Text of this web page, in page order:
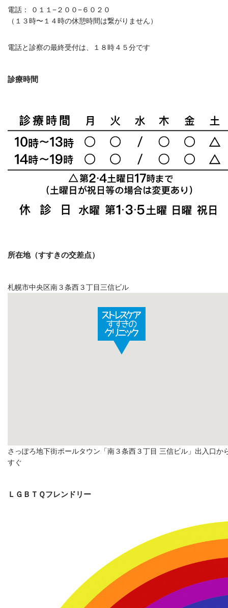
電話： ０１１−２００−６０２０
（１３時〜１４時の休憩時間は繋がりません）
電話と診察の最終受付は、１８時４５分です
診療時間
所在地（すすきの交差点）
札幌市中央区南３条西３丁目三信ビル
さっぽろ地下街ポールタウン「南３条西３丁目 三信ビル」出入口か
すぐ
ＬＧＢＴＱフレンドリー